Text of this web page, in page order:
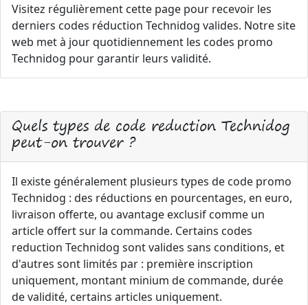
Visitez régulièrement cette page pour recevoir les
derniers codes réduction Technidog valides. Notre site
web met à jour quotidiennement les codes promo
Technidog pour garantir leurs validité.
Quels types de code reduction Technidog
peut-on trouver ?
Il existe généralement plusieurs types de code promo
Technidog : des réductions en pourcentages, en euro,
livraison offerte, ou avantage exclusif comme un
article offert sur la commande. Certains codes
reduction Technidog sont valides sans conditions, et
d'autres sont limités par : première inscription
uniquement, montant minium de commande, durée
de validité, certains articles uniquement.